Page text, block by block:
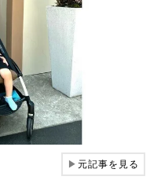
▶元記事を見る